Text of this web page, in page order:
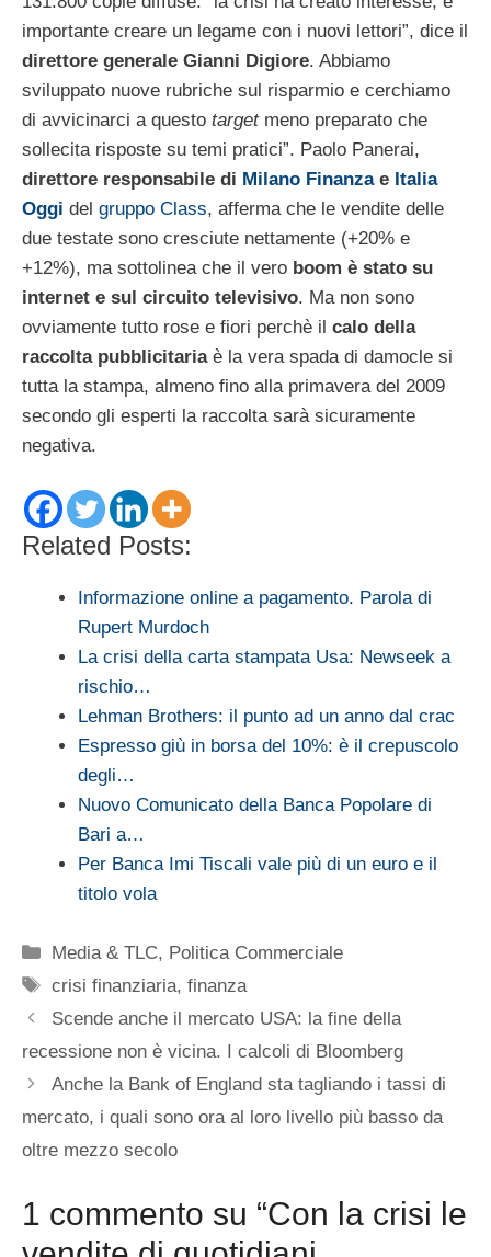
importante creare un legame con i nuovi lettori”, dice il
direttore generale Gianni Digiore. Abbiamo
sviluppato nuove rubriche sul risparmio e cerchiamo
di avvicinarci a questo targetmeno preparato che
sollecita risposte su temi pratici”. Paolo Panerai,
direttore responsabile di Milano Finanzae Italia
Oggi del gruppo Class, afferma che le vendite delle
due testate sono cresciute nettamente (+20% e
+12%), ma sottolinea che il vero boom è stato su
internet e sul circuito televisivo. Ma non sono
ovviamente tutto rose e fiori perchè il calo della
raccolta pubblicitariaè la vera spada di damocle si
tutta la stampa, almeno fino alla primavera del 2009
secondo gli esperti la raccolta sarà sicuramente
negativa.
Related Posts:
Informazione online a pagamento. Parola di
Rupert Murdoch
La crisi della carta stampata Usa: Newseek a
rischio…
Lehman Brothers: il punto ad un anno dal crac
Espresso giù in borsa del 10%: è il crepuscolo
degli…
Nuovo Comunicato della Banca Popolare di
Bari a…
Per Banca Imi Tiscali vale più di un euro e il
titolo vola
Categorie
Media & TLC, Politica Commerciale
Tag
crisi finanziaria,finanza
Scende anche il mercato USA: la fine della
recessione non è vicina. I calcoli di Bloomberg
Anche la Bank of England sta tagliando i tassi di
mercato, i quali sono ora al loro livello più basso da
oltre mezzo secolo
1 commento su “Con la crisi le